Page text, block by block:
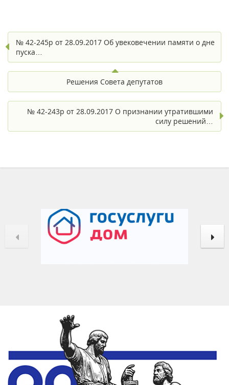
№ 42-245р от 28.09.2017 Об увековечении памяти о дне
пуска…
Решения Совета депутатов
№ 42-243р от 28.09.2017 О признании утратившими
силу решений…